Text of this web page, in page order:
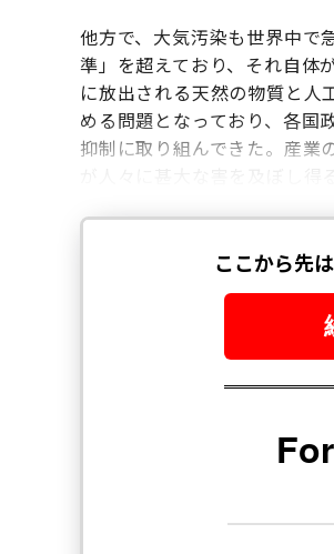
他方で、大気汚染も世界中で
準」を超えており、それ自体
に放出される天然の物質と人
める問題となっており、各国
抑制に取り組んできた。産業